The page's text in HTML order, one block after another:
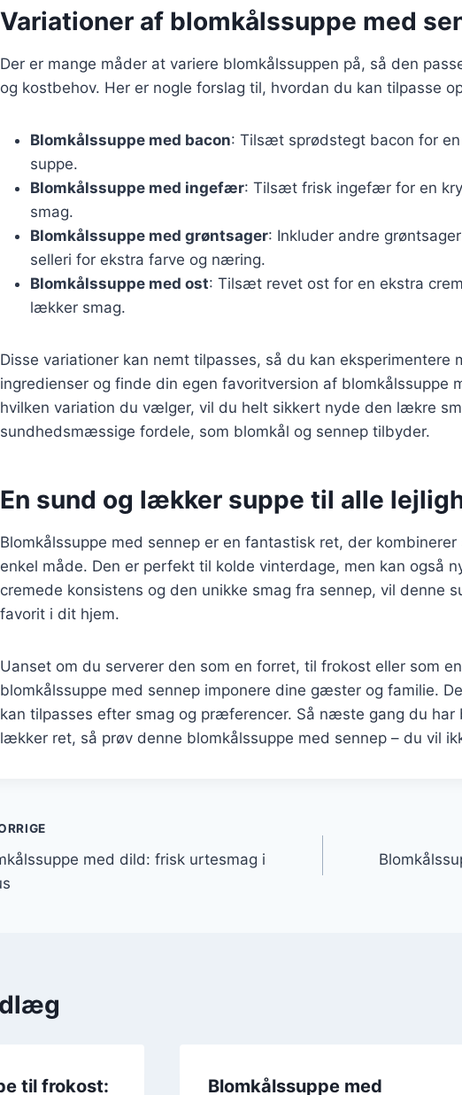
Variationer af blomkålssuppe med
Der er mange måder at variere blomkålssuppen på, så den
og kostbehov. Her er nogle forslag til, hvordan du kan tilpasse
Blomkålssuppe med bacon: Tilsæt sprødstegt bacon for
suppe.
Blomkålssuppe med ingefær: Tilsæt frisk ingefær for en
smag.
Blomkålssuppe med grøntsager: Inkluder andre
selleri for ekstra farve og næring.
Blomkålssuppe med ost: Tilsæt revet ost for en ekstra
lækker smag.
Disse variationer kan nemt tilpasses, så du kan eksperimentere
ingredienser og finde din egen favoritversion af blomkålssuppe
hvilken variation du vælger, vil du helt sikkert nyde den lækre
sundhedsmæssige fordele, som blomkål og sennep tilbyder.
En sund og lækker suppe til alle
Blomkålssuppe med sennep er en fantastisk ret, der
enkel måde. Den er perfekt til kolde vinterdage, men kan også
cremede konsistens og den unikke smag fra sennep, vil denne
favorit i dit hjem.
Uanset om du serverer den som en forret, til frokost eller som
blomkålssuppe med sennep imponere dine gæster og familie.
kan tilpasses efter smag og præferencer. Så næste gang du har
lækker ret, så prøv denne blomkålssuppe med sennep – du vil
med dild: frisk urtesmag i
til frokost: Blomkålssuppe med